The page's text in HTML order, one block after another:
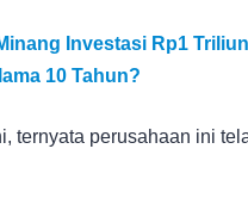
Investasi Rp1
10 Tahun?
ternyata perusahaan ini